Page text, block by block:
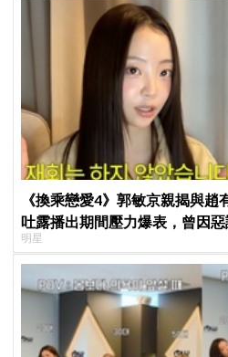
《換乘戀愛4》郭敏京親揭與
吐露播出期間壓力爆表，曾因
明星